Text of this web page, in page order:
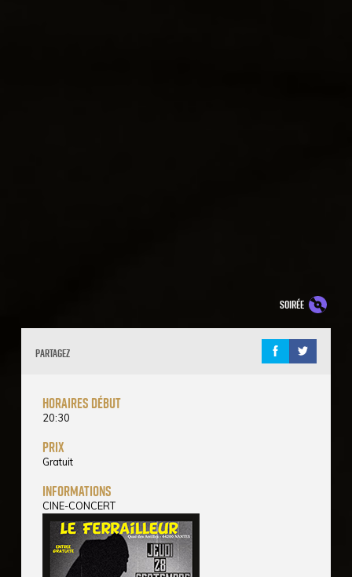
soirée
Partagez
horaires début
20:30
prix
Gratuit
informations
CINE-CONCERT